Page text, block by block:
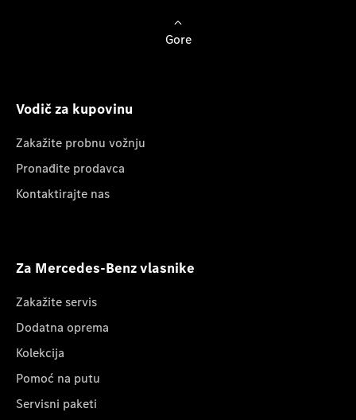
Gore
Vodič za kupovinu
Zakažite probnu vožnju
Pronađite prodavca
Kontaktirajte nas
Za Mercedes-Benz vlasnike
Zakažite servis
Dodatna oprema
Kolekcija
Pomoć na putu
Servisni paketi